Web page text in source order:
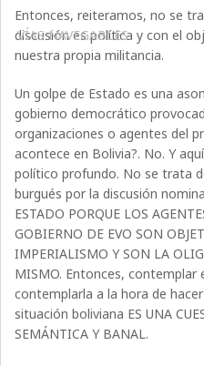
VÍAS NAVEGABLES
Entonces, reiteramos, no se
discusión es política y con el
nuestra propia militancia.
Un golpe de Estado es una
gobierno democrático
organizaciones o agentes del
acontece en Bolivia?. No. Y
político profundo. No se trata
burgués por la discusión
ESTADO PORQUE LOS
GOBIERNO DE EVO SON
IMPERIALISMO Y SON LA
MISMO. Entonces, contemplar
contemplarla a la hora de
situación boliviana ES UNA
SEMÁNTICA Y BANAL.